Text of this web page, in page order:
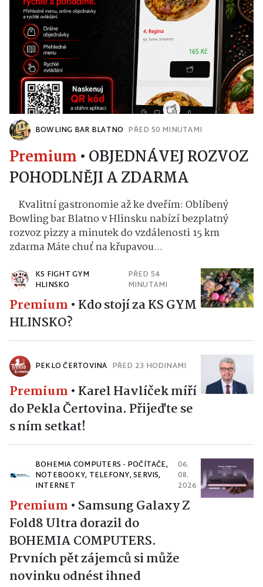
BOWLING BAR BLATNO PŘED 50 MINUTAMI
Premium • OBJEDNÁVEJ ROZVOZ
POHODLNĚJI A ZDARMA
Kvalitní gastronomie až ke dveřím: Oblíbený
Bowling bar Blatno v Hlinsku nabízí bezplatný
rozvoz pizzy a minutek do vzdálenosti 15 km
zdarma Máte chuť na křupavou...
KS FIGHT GYM
HLINSKO
PŘED 54
MINUTAMI
Premium • Kdo stojí za KS GYM
HLINSKO?
PEKLO ČERTOVINA PŘED 23 HODINAMI
Premium • Karel Havlíček míří
do Pekla Čertovina. Přijeďte se
s ním setkat!
BOHEMIA COMPUTERS - POČÍTAČE,
NOTEBOOKY, TELEFONY, SERVIS,
INTERNET
06.
08.
2026
Premium • Samsung Galaxy Z
Fold8 Ultra dorazil do
BOHEMIA COMPUTERS.
Prvních pět zájemců si může
novinku odnést ihned